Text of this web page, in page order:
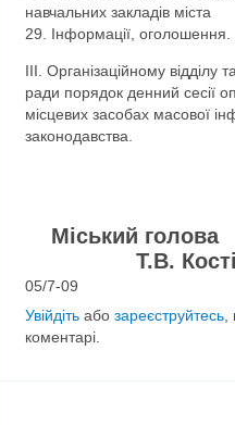
навчальних закладів міста
29. Інформації, оголошення.
ІІІ. Організаційному відділу
ради порядок денний сесії
місцевих засобах масової
законодавства.
Т.В.
05/7-09
Увійдіть або зареєструйтесь
коментарі.